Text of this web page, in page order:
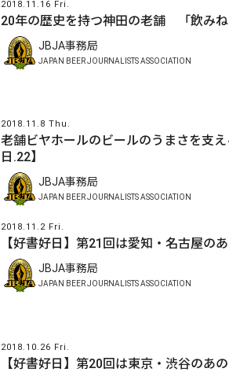
2018.11.16 Fri.
20年の歴史を持つ神田の老舗 「飲みね
JBJA事務局
JAPAN BEER JOURNALISTS ASSOCIATION
2018.11.8 Thu.
老舗ビヤホールのビールのうまさを支
日.22】
JBJA事務局
JAPAN BEER JOURNALISTS ASSOCIATION
2018.11.2 Fri.
【好書好日】第21回は愛知・名古屋のあ
JBJA事務局
JAPAN BEER JOURNALISTS ASSOCIATION
2018.10.26 Fri.
【好書好日】第20回は東京・渋谷のあの